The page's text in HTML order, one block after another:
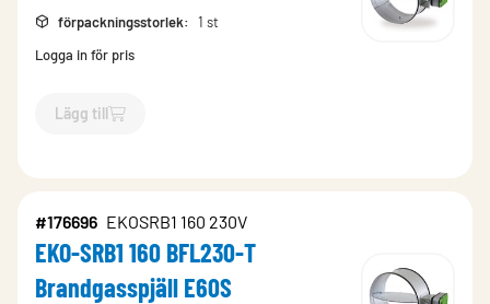
förpackningsstorlek:
1 st
Logga in för pris
Lägg till
`$Lägg till
#176696 EKOSRB1 160 230V
EKO-SRB1 160 BFL230-T
Brandgasspjäll E60S